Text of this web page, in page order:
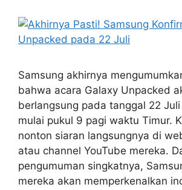
Samsung akhirnya
bahwa acara Galaxy Unpacked
berlangsung pada tanggal 22
mulai pukul 9 pagi waktu Timur.
nonton siaran langsungnya di
atau channel YouTube mereka.
pengumuman singkatnya,
mereka akan memperkenalkan